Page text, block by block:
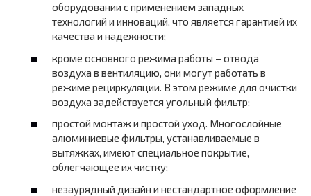
оборудовании с применением западных
технологий и инноваций, что является гарантией их
качества и надежности;
кроме основного режима работы – отвода
воздуха в вентиляцию, они могут работать в
режиме рециркуляции. В этом режиме для очистки
воздуха задействуется угольный фильтр;
простой монтаж и простой уход. Многослойные
алюминиевые фильтры, устанавливаемые в
вытяжках, имеют специальное покрытие,
облегчающее их чистку;
незаурядный дизайн и нестандартное оформление